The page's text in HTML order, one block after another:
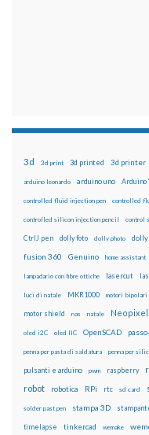
3d 3d print 3d printed 3d printer
arduino leonardo arduino uno Arduino
controlled fluid injection pen controlled
controlled silicon injection pencil control
CtrlJ pen dolly foto dolly photo
fusion 360 Genuino home assistant
lampadario con fibre ottiche lasercut
luci di natale MKR1000 motori bipolari
motor shield nas natale Neopixel
oled i2C oled IIC OpenSCAD
penna per pasta di saldatura penna per
pulsanti e arduino pwm raspberry
robot robotica RPi rtc sd card
solder past pen stampa 3D
timelapse tinkercad wemake